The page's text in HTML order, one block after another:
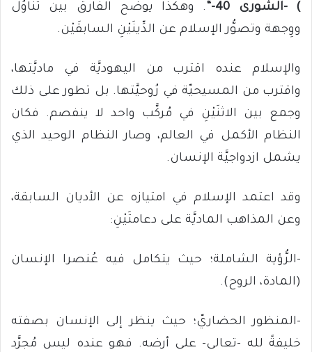
) -الشورى 40-“
. وهكذا يوضّح الفارق بين تناوُل
ووِجهة وتصوُّر الإسلام عن الدِّينَيْنِ السابقَيْن.
والإسلام عنده اقترب من اليهوديَّة في ماديَّتها،
واقترب من المسيحيّة في رُوحيَّتها. بل تطور على ذلك
وجمع بين الاثنَيْنِ في مُركَّب واحد لا ينفصم. فكان
النظام الأكمل في العالم، وصار النظام الوحيد الذي
يشمل ازدواجيَّة الإنسان.
وقد اعتمد الإسلام في امتيازه عن الأديان السابقة،
وعن المذاهب الماديَّة على دعامتَيْنِ:
-الرُّؤية الشاملة؛ حيث يتكامل فيه عُنصرا الإنسان
(المادة، الروح).
-المنظور الحضاريّ؛ حيث ينظر إلى الإنسان بصفته
خليفةً لله -تعالى- على أرضه. فهو عنده ليس مُجرَّد